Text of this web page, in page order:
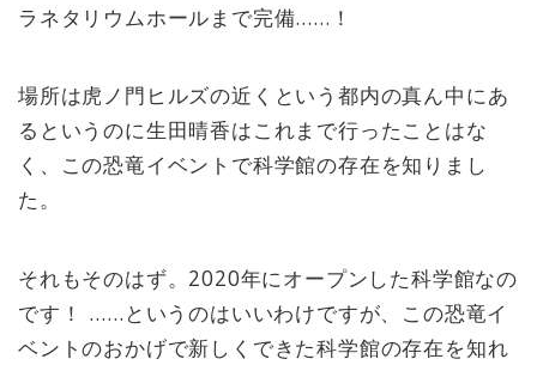
ラネタリウムホールまで完備……！
場所は虎ノ門ヒルズの近くという都内の真ん中にあ
るというのに生田晴香はこれまで行ったことはな
く、この恐竜イベントで科学館の存在を知りまし
た。
それもそのはず。2020年にオープンした科学館なの
です！ ……というのはいいわけですが、この恐竜イ
ベントのおかげで新しくできた科学館の存在を知れ